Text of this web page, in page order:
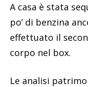
A casa è stata
po’ di benzina
effettuato il
corpo nel box.
Le analisi